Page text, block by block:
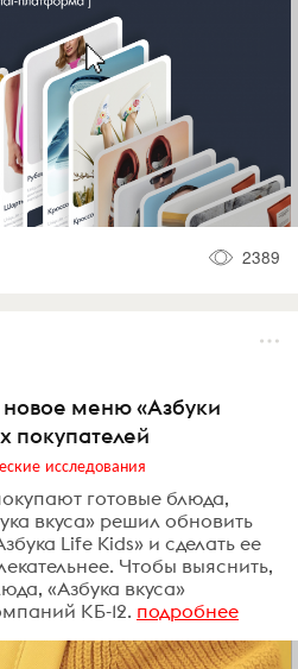
2389
меню «Азбуки
покупателей
исследования
готовые блюда,
вкуса» решил обновить
Life Kids» и сделать ее
Чтобы выяснить,
«Азбука вкуса»
КБ-12. подробнее